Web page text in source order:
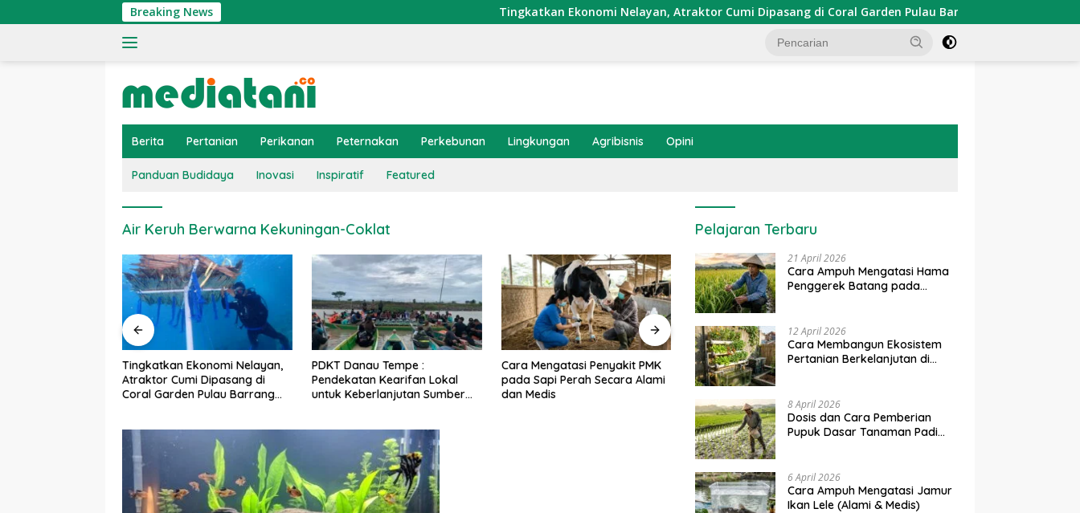
ke
Breaking News Tingkatkan Ekonomi Nelayan, Atraktor Cumi Dipasang di Coral Garden Pulau Barrang Caddi
Berita Pertanian Perikanan Peternakan Perkebunan Lingkungan Agribisnis Opini
Panduan Budidaya Inovasi Inspiratif Featured
Air Keruh Berwarna Kekuningan-Coklat
PDKT Danau Tempe :
Pendekatan Kearifan Lokal
untuk Keberlanjutan Sumber
Cara Mengatasi Penyakit PMK
pada Sapi Perah Secara Alami
dan Medis
Dosis dan Cara Pemupukan
Tanaman Padi pada Fase
Vegetatif Aktif yang Tepat
Penerapan IoT dalam
Pertanian Modern di Indonesia
Ekonomi Sumber Daya Lahan:
Pelajaran Terbaru
21 April 2026
Cara Ampuh Mengatasi Hama
Penggerek Batang pada
12 April 2026
Cara Membangun Ekosistem
Pertanian Berkelanjutan di
8 April 2026
Dosis dan Cara Pemberian
Pupuk Dasar Tanaman Padi
6 April 2026
Cara Ampuh Mengatasi Jamur
Ikan Lele (Alami & Medis)